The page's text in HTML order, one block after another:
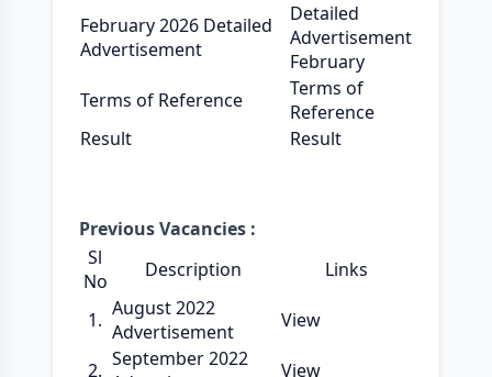
February 2026 Detailed
Advertisement
Detailed
Advertisement
February
Terms of Reference
Terms of
Reference
Result
Result
PreviousVacancies :
Sl
No
Description Links
1. August 2022
Advertisement
View
2. September 2022
View